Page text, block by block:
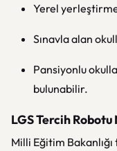
Yerel
Sınavla alan
Pansiyonlu
bulunabilir.
LGS Tercih Robotu
Milli Eğitim